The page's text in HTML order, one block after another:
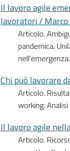
Il lavoro agile
lavoratori / Marco
Articolo.
pandemica.
nell'emergenza.
Chi può lavorare
Articolo.
working.
Il lavoro agile
Articolo.